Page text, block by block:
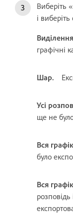
Виберіть
і
графічні
Шар.
Усі
ще не
Вся
було
Вся